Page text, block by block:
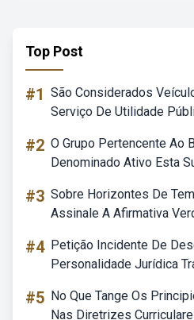
Top Post
#1 São Considerados
Serviço De Utilidade
#2 O Grupo Pertencente Ao
Denominado Ativo Esta
#3 Sobre Horizontes De
Assinale A Afirmativa
#4 Petição Incidente De
Personalidade Jurídica
#5 No Que Tange Os
Nas Diretrizes